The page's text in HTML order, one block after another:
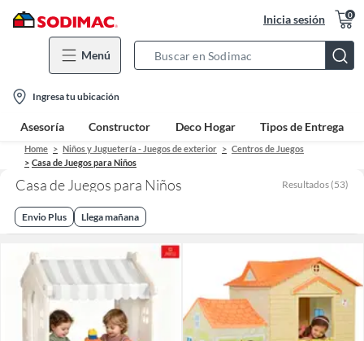
Inicia sesión 0
Menú
Bar
location-
icon
Ingresa tu ubicación
Asesoría Constructor Deco Hogar Tipos de Entrega
Home Niños y Juguetería - Juegos de exterior
Centros de Juegos
Casa de Juegos para Niños​
Casa de Juegos para Niños​ Resultados (53)
Envio Plus Llega mañana